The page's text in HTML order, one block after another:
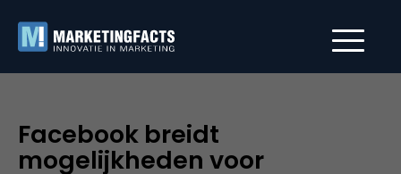
Facebook breidt
mogelijkheden voor